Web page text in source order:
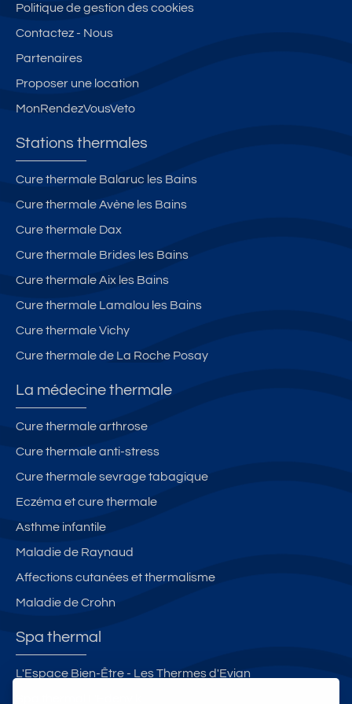
Politique de gestion des cookies
Contactez - Nous
Partenaires
Proposer une location
MonRendezVousVeto
Stations thermales
Cure thermale Balaruc les Bains
Cure thermale Avène les Bains
Cure thermale Dax
Cure thermale Brides les Bains
Cure thermale Aix les Bains
Cure thermale Lamalou les Bains
Cure thermale Vichy
Cure thermale de La Roche Posay
La médecine thermale
Cure thermale arthrose
Cure thermale anti-stress
Cure thermale sevrage tabagique
Eczéma et cure thermale
Asthme infantile
Maladie de Raynaud
Affections cutanées et thermalisme
Maladie de Crohn
Spa thermal
L'Espace Bien-Être - Les Thermes d'Evian